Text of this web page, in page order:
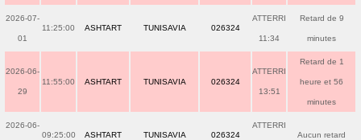
2026-07-
01
11:25:00 ASHTART TUNISAVIA 026324
ATTERRI
11:34
Retard de 9
minutes
2026-06-
29
11:55:00 ASHTART TUNISAVIA 026324
ATTERRI
13:51
Retard de 1
heure et 56
minutes
2026-06-
09:25:00 ASHTART TUNISAVIA 026324
ATTERRI
Aucun retard